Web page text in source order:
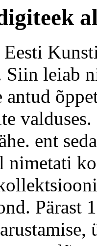
Siin leiab
antud
ent
nimetati
Pärast